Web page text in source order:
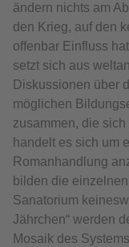
ändern nichts am
den Krieg, auf den
offenbar Einfluss
setzt sich aus
Diskussionen über
möglichen
zusammen, die
handelt es sich um
Romanhandlung
bilden die
Sanatorium
Jährchen“ werden
Mosaik des